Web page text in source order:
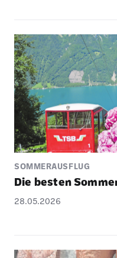
SOMMERAUSFLUG
Die besten
28.05.2026